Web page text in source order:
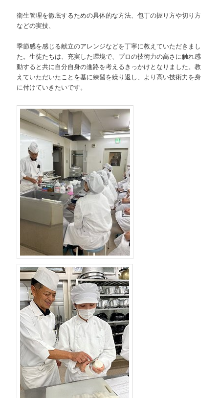
衛生管理を徹底するための具体的な方法、包丁の握り方や切り方
などの実技、
季節感を感じる献立のアレンジなどを丁寧に教えていただきまし
た。生徒たちは、充実した環境で、プロの技術力の高さに触れ感
動すると共に自分自身の進路を考えるきっかけとなりました。教
えていただいたことを基に練習を繰り返し、より高い技術力を身
に付けていきたいです。